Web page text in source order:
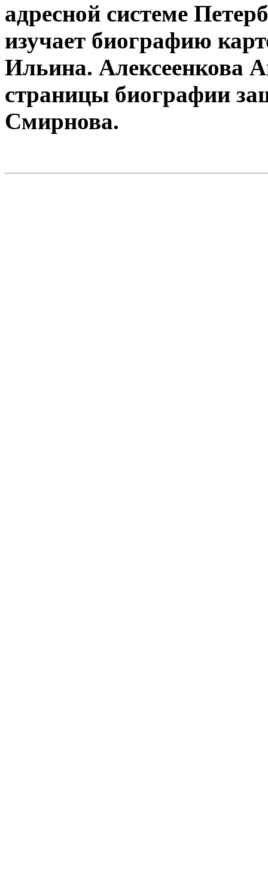
адресной системе
изучает биографию
Ильина. Алексеенкова
страницы биографии
Смирнова.